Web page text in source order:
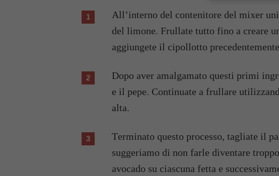
All’interno del contenitore del mixer
del limone. Frullate tutto fino a creare
aggiungete il cipollotto
Dopo aver amalgamato questi primi ingredienti unite la senape, l’olio, il sale
e il pepe. Continuate a frullare
alta.
Terminato questo processo, tagliate il pane a fette e tostatele leggermente, vi
suggeriamo di non farle diventare
avocado su ciascuna fetta e